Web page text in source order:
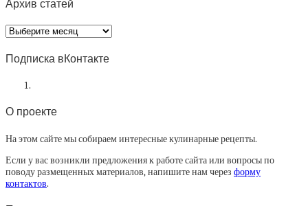
Архив статей
Архив
Подписка вКонтакте
О проекте
На этом сайте мы собираем интересные кулинарные рецепты.
Если у вас возникли предложения к работе сайта или вопросы по
поводу размещенных материалов, напишите нам через форму
контактов.